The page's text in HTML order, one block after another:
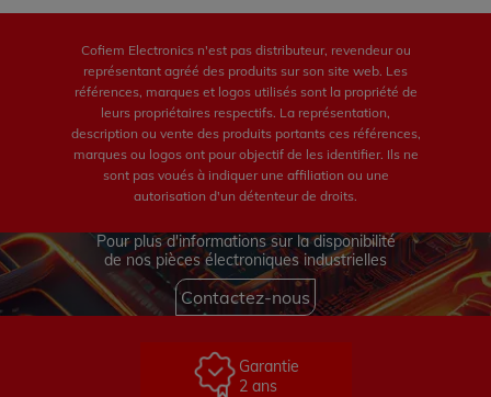
Cofiem Electronics n'est pas distributeur, revendeur ou
représentant agréé des produits sur son site web. Les
références, marques et logos utilisés sont la propriété de
leurs propriétaires respectifs. La représentation,
description ou vente des produits portants ces références,
marques ou logos ont pour objectif de les identifier. Ils ne
sont pas voués à indiquer une affiliation ou une
autorisation d'un détenteur de droits.
Pour plus d'informations sur la disponibilité
de nos pièces électroniques industrielles
Contactez-nous
Garantie
2 ans